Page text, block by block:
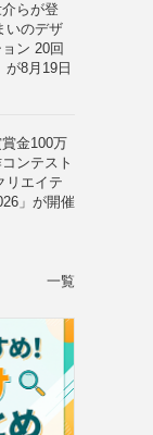
らが登
いのデザ
ン 20回
が8月19日
賞金100万
ンテスト
リエイテ
」が開催
一覧